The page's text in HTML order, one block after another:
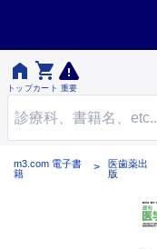

トップ

カート 重要
m3.com 電子書
籍
医歯薬出
版